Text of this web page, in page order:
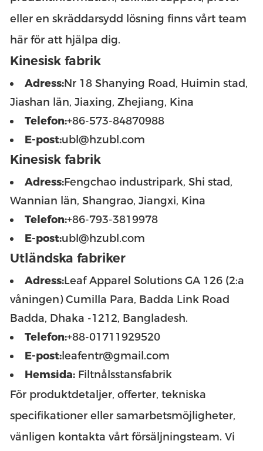
eller en skräddarsydd lösning finns vårt team
här för att hjälpa dig.
Kinesisk fabrik
Adress:Nr 18 Shanying Road, Huimin stad,
Jiashan län, Jiaxing, Zhejiang, Kina
Telefon:+86-573-84870988
E-post:ubl@hzubl.com
Kinesisk fabrik
Adress:Fengchao industripark, Shi stad,
Wannian län, Shangrao, Jiangxi, Kina
Telefon:+86-793-3819978
E-post:ubl@hzubl.com
Utländska fabriker
Adress:Leaf Apparel Solutions GA 126 (2:a
våningen) Cumilla Para, Badda Link Road
Badda, Dhaka -1212, Bangladesh.
Telefon:+88-01711929520
E-post:leafentr@gmail.com
Hemsida: Filtnålsstansfabrik
För produktdetaljer, offerter, tekniska
specifikationer eller samarbetsmöjligheter,
vänligen kontakta vårt försäljningsteam. Vi